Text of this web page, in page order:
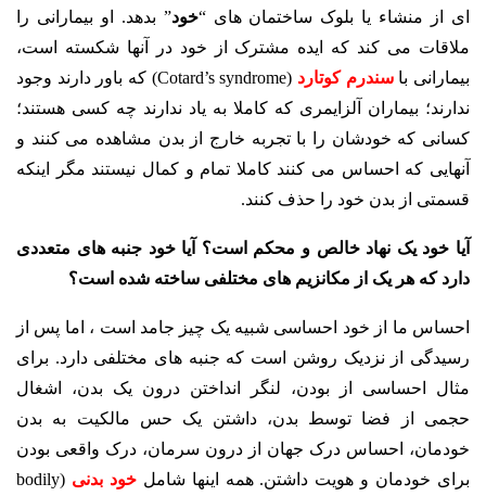
ای از منشاء یا بلوک ساختمان های “خود” بدهد. او بیمارانی را
ملاقات می کند که ایده مشترک از خود در آنها شکسته است،
بیمارانی باسندرم کوتارد
(Cotard’s syndrome) که باور دارند وجود
ندارند؛ بیماران آلزایمری که کاملا به یاد ندارند چه کسی هستند؛
کسانی که خودشان را با تجربه خارج از بدن مشاهده می کنند و
آنهایی که احساس می کنند کاملا تمام و کمال نیستند مگر اینکه
قسمتی از بدن خود را حذف کنند.
آیا خود یک نهاد خالص و محکم است؟ آیا خود جنبه های متعددی
دارد که هر یک از مکانزیم های مختلفی ساخته شده است؟
احساس ما از خود احساسی شبیه یک چیز جامد است ، اما پس از
رسیدگی از نزدیک روشن است که جنبه های مختلفی دارد. برای
مثال احساسی از بودن، لنگر انداختن درون یک بدن، اشغال
حجمی از فضا توسط بدن، داشتن یک حس مالکیت به بدن
خودمان، احساس درک جهان از درون سرمان، درک واقعی بودن
برای خودمان و هویت داشتن. همه اینها شاملخود بدنی
(bodily